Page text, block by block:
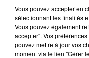
Il est possible
FIL ACTUS
6 août 2026
Vous pouvez accepter en
sélectionnant les finalités
Vous pouvez également
accepter". Vos
pouvez mettre à jour vos
moment via le lien "Gérer